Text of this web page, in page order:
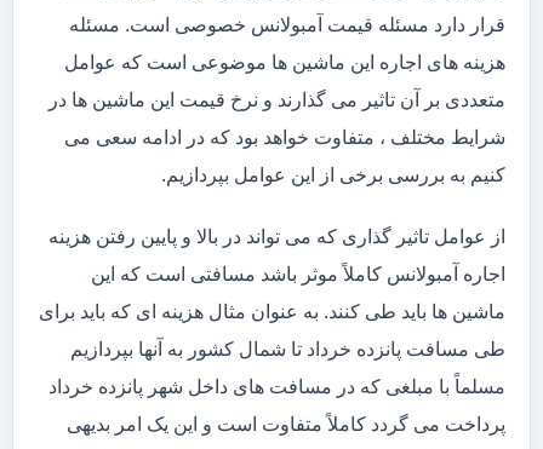
قرار دارد مسئله قیمت آمبولانس خصوصی است. مسئله
هزینه های اجاره این ماشین ها موضوعی است که عوامل
متعددی بر آن تاثیر می گذارند و نرخ قیمت این ماشین ها در
شرایط مختلف ، متفاوت خواهد بود که در ادامه سعی می
کنیم به بررسی برخی از این عوامل بپردازیم.
از عوامل تاثیر گذاری که می تواند در بالا و پایین رفتن هزینه
اجاره آمبولانس کاملاً موثر باشد مسافتی است که این
ماشین ها باید طی کنند. به عنوان مثال هزینه ای که باید برای
طی مسافت پانزده خرداد تا شمال کشور به آنها بپردازیم
مسلماً با مبلغی که در مسافت های داخل شهر پانزده خرداد
پرداخت می گردد کاملاً متفاوت است و این یک امر بدیهی